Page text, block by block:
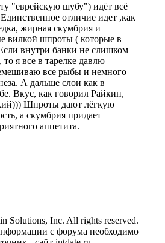
"еврейскую шубу") идёт всё
отличие идет ,как
жирная скумбрия и
вилкой шпроты ( которые в
внутри банки не слишком
я все в тарелке давлю
все рыбы и немного
А дальше слои как в
Вкус, как говорил Райкин,
Шпроты дают лёгкую
а скумбрия придает
аппетита.
Solutions, Inc. All rights reserved.
с форума необходимо